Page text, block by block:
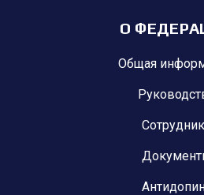
О
Общая